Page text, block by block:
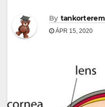
By tankorterem
ÁPR 15, 2020